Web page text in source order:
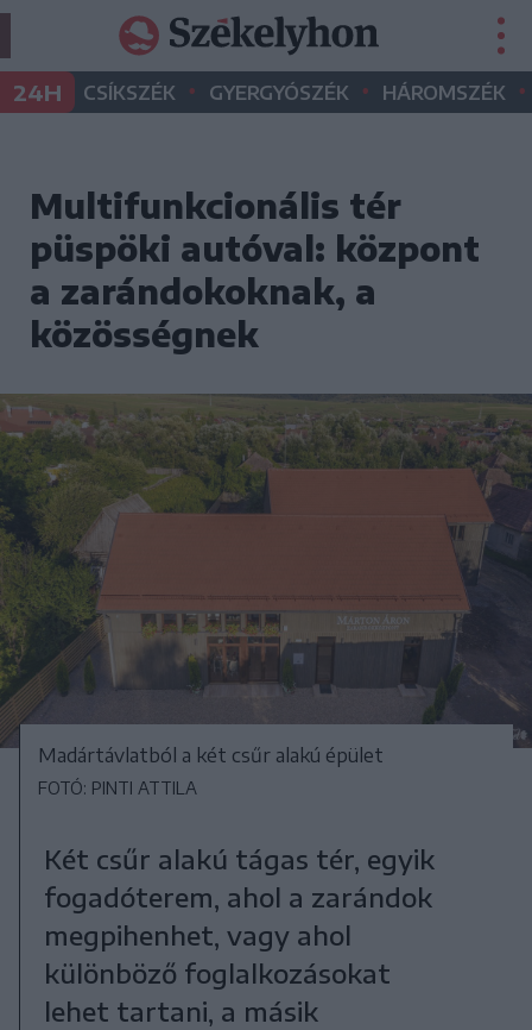
24H CSÍKSZÉK • GYERGYÓSZÉK • HÁROMSZÉK •
Multifunkcionális tér
püspöki autóval: központ
a zarándokoknak, a
közösségnek
Madártávlatból a két csűr alakú épület
FOTÓ: PINTI ATTILA
Két csűr alakú tágas tér, egyik
fogadóterem, ahol a zarándok
megpihenhet, vagy ahol
különböző foglalkozásokat
lehet tartani, a másik